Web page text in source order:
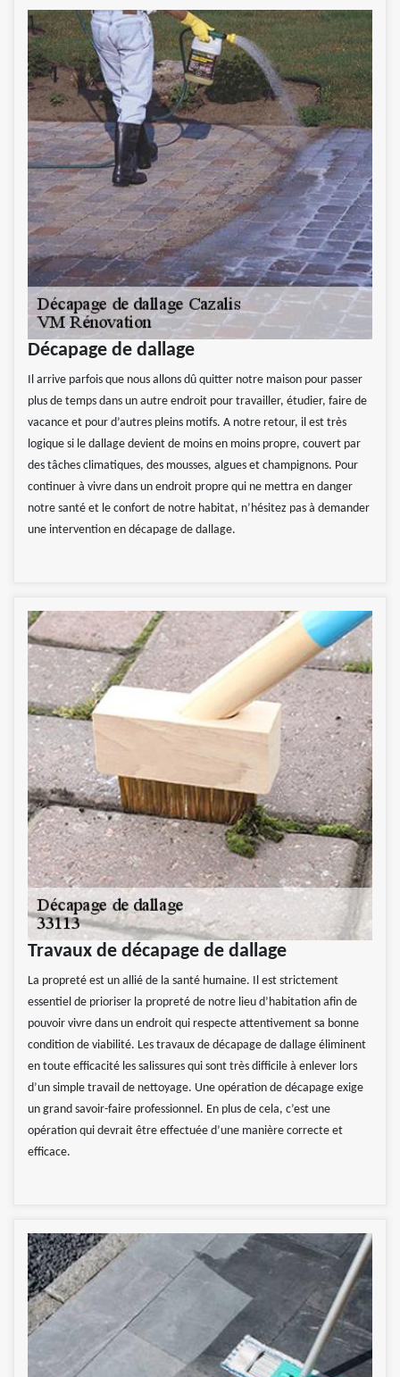
Décapage de dallage
Il arrive parfois que nous allons dû quitter notre maison pour passer
plus de temps dans un autre endroit pour travailler, étudier, faire de
vacance et pour d’autres pleins motifs. A notre retour, il est très
logique si le dallage devient de moins en moins propre, couvert par
des tâches climatiques, des mousses, algues et champignons. Pour
continuer à vivre dans un endroit propre qui ne mettra en danger
notre santé et le confort de notre habitat, n’hésitez pas à demander
une intervention en décapage de dallage.
Travaux de décapage de dallage
La propreté est un allié de la santé humaine. Il est strictement
essentiel de prioriser la propreté de notre lieu d’habitation afin de
pouvoir vivre dans un endroit qui respecte attentivement sa bonne
condition de viabilité. Les travaux de décapage de dallage éliminent
en toute efficacité les salissures qui sont très difficile à enlever lors
d’un simple travail de nettoyage. Une opération de décapage exige
un grand savoir-faire professionnel. En plus de cela, c’est une
opération qui devrait être effectuée d’une manière correcte et
efficace.